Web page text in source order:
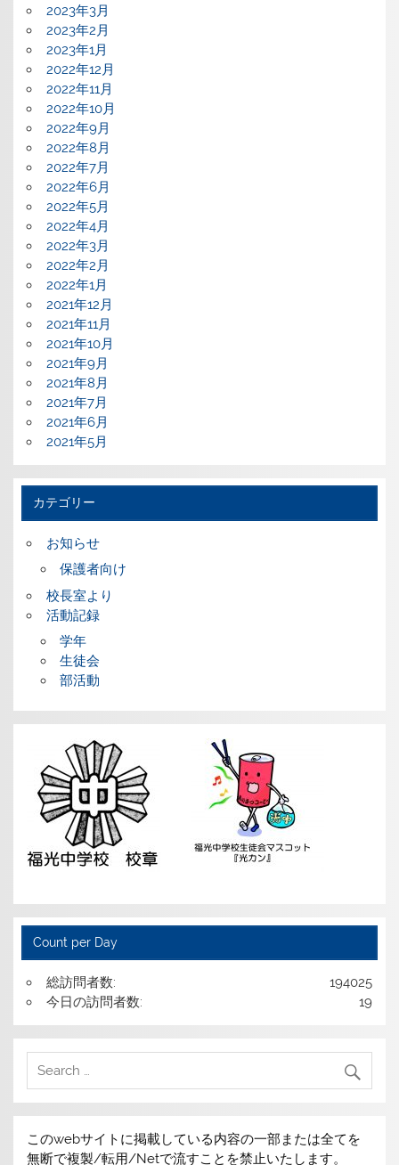
2023年3月
2023年2月
2023年1月
2022年12月
2022年11月
2022年10月
2022年9月
2022年8月
2022年7月
2022年6月
2022年5月
2022年4月
2022年3月
2022年2月
2022年1月
2021年12月
2021年11月
2021年10月
2021年9月
2021年8月
2021年7月
2021年6月
2021年5月
カテゴリー
お知らせ
保護者向け
校長室より
活動記録
学年
生徒会
部活動
Count per Day
194025
総訪問者数:
19
今日の訪問者数:
このwebサイトに掲載している内容の一部または全てを
無断で複製/転用/Netで流すことを禁止いたします。